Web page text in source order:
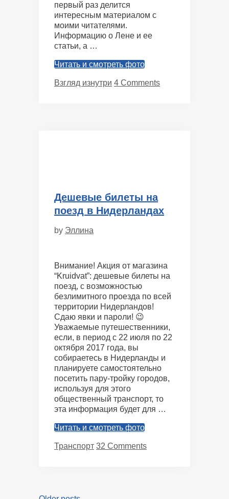
первый раз делится
интересным материалом с
моими читателями.
Информацию о Лене и ее
статьи, а …
Читать и смотреть фото
Categories
Взгляд изнутри 4 Comments
Дешевые билеты на
поезд в Нидерландах
by Эллина
Внимание! Акция от магазина
“Kruidvat”: дешевые билеты на
поезд, с возможностью
безлимитного проезда по всей
территории Нидерландов!
Сдаю явки и пароли! 😉
Уважаемые путешественники,
если, в период с 22 июля по 22
октября 2017 года, вы
собираетесь в Нидерланды и
планируете самостоятельно
посетить пару-тройку городов,
используя для этого
общественный транспорт, то
эта информация будет для …
Читать и смотреть фото
Categories
Транспорт 32 Comments